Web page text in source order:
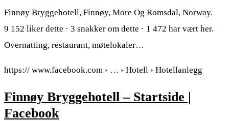
Finnøy Bryggehotell, Finnøy, More Og Romsdal, Norway.
9 152 liker dette · 3 snakker om dette · 1 472 har vært her.
Overnatting, restaurant, møtelokaler…
https:// www.facebook.com › … › Hotell › Hotellanlegg
Finnøy Bryggehotell – Startside |
Facebook